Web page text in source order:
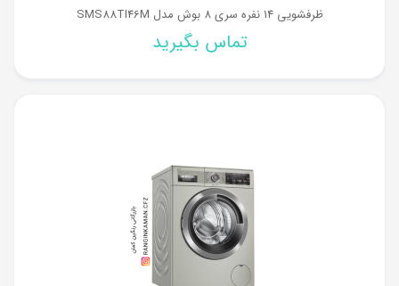
ظرفشویی 14 نفره سری 8 بوش مدل SMS88TI46M
تماس بگیرید